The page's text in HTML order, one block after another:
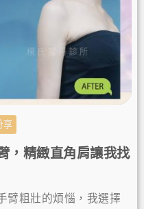
享
，精緻直角肩讓我找
臂粗壯的煩惱，我選擇